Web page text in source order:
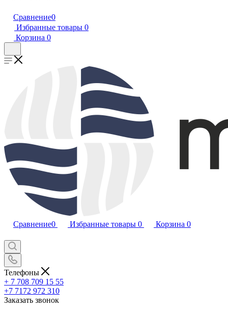
Сравнение0
Избранные товары 0
Корзина 0
Сравнение0 Избранные товары 0 Корзина 0
Телефоны
+ 7 708 709 15 55
+7 7172 972 310
Заказать звонок